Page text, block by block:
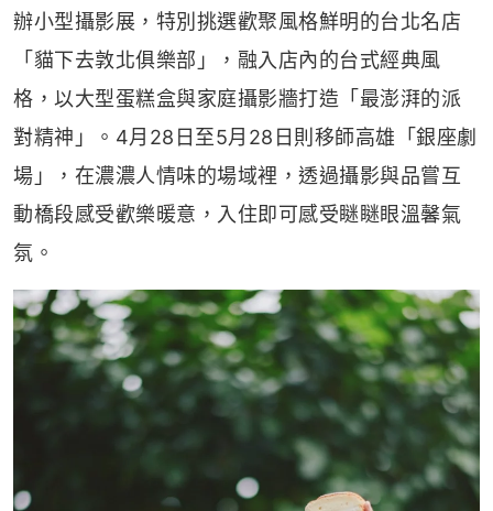
辦小型攝影展，特別挑選歡聚風格鮮明的台北名店
「貓下去敦北俱樂部」，融入店內的台式經典風
格，以大型蛋糕盒與家庭攝影牆打造「最澎湃的派
對精神」。4月28日至5月28日則移師高雄「銀座劇
場」，在濃濃人情味的場域裡，透過攝影與品嘗互
動橋段感受歡樂暖意，入住即可感受瞇瞇眼溫馨氣
氛。